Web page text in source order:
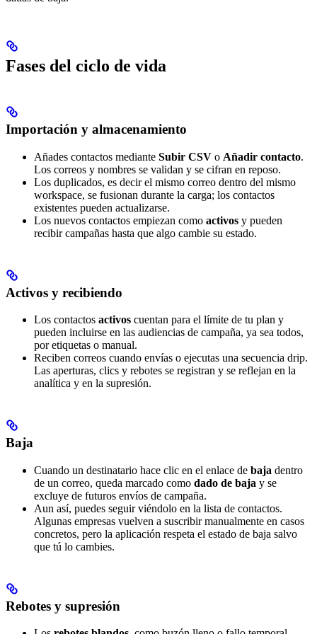
Fases del ciclo de vida
Importación y almacenamiento
Añades contactos mediante Subir CSV o Añadir contacto.
Los correos y nombres se validan y se cifran en reposo.
Los duplicados, es decir el mismo correo dentro del mismo
workspace, se fusionan durante la carga; los contactos
existentes pueden actualizarse.
Los nuevos contactos empiezan como activos y pueden
recibir campañas hasta que algo cambie su estado.
Activos y recibiendo
Los contactos activos cuentan para el límite de tu plan y
pueden incluirse en las audiencias de campaña, ya sea todos,
por etiquetas o manual.
Reciben correos cuando envías o ejecutas una secuencia drip.
Las aperturas, clics y rebotes se registran y se reflejan en la
analítica y en la supresión.
Baja
Cuando un destinatario hace clic en el enlace de baja dentro
de un correo, queda marcado como dado de baja y se
excluye de futuros envíos de campaña.
Aun así, puedes seguir viéndolo en la lista de contactos.
Algunas empresas vuelven a suscribir manualmente en casos
concretos, pero la aplicación respeta el estado de baja salvo
que tú lo cambies.
Rebotes y supresión